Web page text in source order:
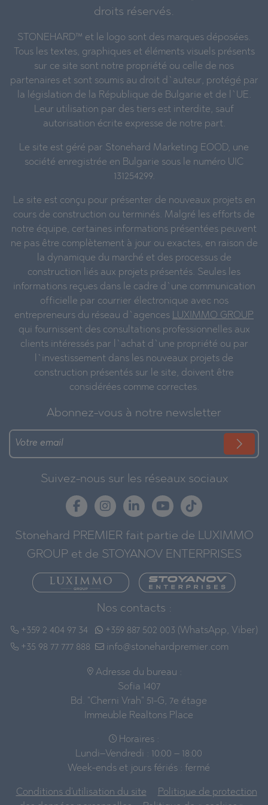
droits réservés.
STONEHARD™ et le logo sont des marques déposées.
Tous les textes, graphiques et éléments visuels présents
sur ce site sont notre propriété ou celle de nos
partenaires et sont soumis au droit d`auteur, protégé par
la législation de la République de Bulgarie et de l`UE.
Leur utilisation par des tiers est interdite, sauf
autorisation écrite expresse de notre part.
Le site est géré par Stonehard Marketing EOOD, une
société enregistrée en Bulgarie sous le numéro UIC
131254299.
Le site est conçu pour présenter de nouveaux projets en
cours de construction ou terminés. Malgré les efforts de
notre équipe, certaines informations présentées peuvent
ne pas être complètement à jour ou exactes, en raison de
la dynamique du marché et des processus de
construction liés aux projets présentés. Seules les
informations reçues dans le cadre d`une communication
officielle par courrier électronique avec nos
entrepreneurs du réseau d`agences LUXIMMO GROUP
qui fournissent des consultations professionnelles aux
clients intéressés par l`achat d`une propriété ou par
l`investissement dans les nouveaux projets de
construction présentés sur le site, doivent être
considérées comme correctes.
Abonnez-vous à notre newsletter
Suivez-nous sur les réseaux sociaux
Stonehard PREMIER fait partie de LUXIMMO
GROUP et de STOYANOV ENTERPRISES
Nos contacts :
+359 2 404 97 34
+35 98 77 777 888
+359 887 502 003 (WhatsApp, Viber)
info@stonehardpremier.com
Adresse du bureau :
Sofia 1407
Bd. "Cherni Vrah" 51-G, 7e étage
Immeuble Realtons Place
Horaires :
Lundi–Vendredi : 10:00 – 18:00
Week-ends et jours fériés : fermé
Conditions d'utilisation du site
Politique de protection